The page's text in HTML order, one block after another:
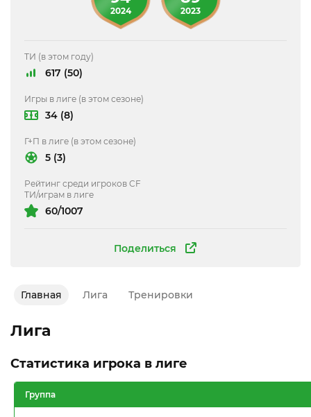
Поделиться
2024 2023
ТИ (в этом году)
617 (50)
Игры в лиге (в этом сезоне)
34 (8)
Г+П в лиге (в этом сезоне)
5 (3)
Рейтинг среди игроков CF
ТИ/играм в лиге
60/1007
Главная Лига Тренировки
Лига
Статистика игрока в лиге
Группа